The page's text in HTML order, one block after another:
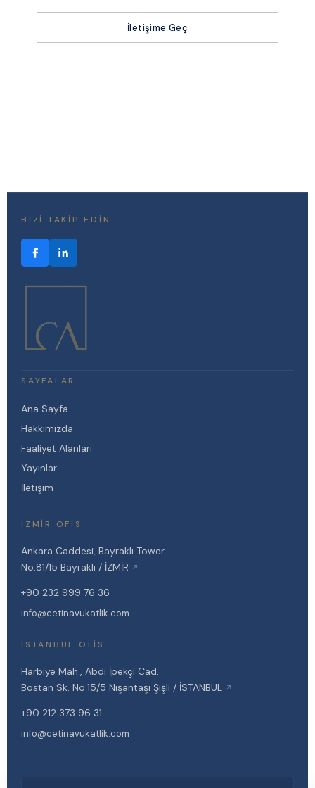
İletişime Geç
BIZI TAKIP EDIN
SAYFALAR
Ana Sayfa
Hakkımızda
Faaliyet Alanları
Yayınlar
İletişim
İZMIR OFIS
Ankara Caddesi, Bayraklı Tower
No:81/15 Bayraklı / İZMİR ↗
+90 232 999 76 36
info@cetinavukatlik.com
İSTANBUL OFIS
Harbiye Mah., Abdi İpekçi Cad.
Bostan Sk. No:15/5 Nişantaşı Şişli / İSTANBUL ↗
+90 212 373 96 31
info@cetinavukatlik.com